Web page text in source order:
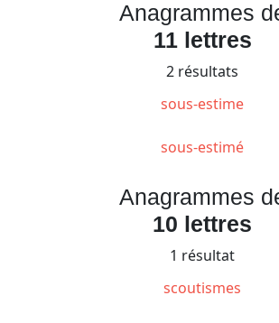
Anagrammes
11 lettres
2 résultats
sous-estime
sous-estimé
Anagrammes
10 lettres
1 résultat
scoutismes